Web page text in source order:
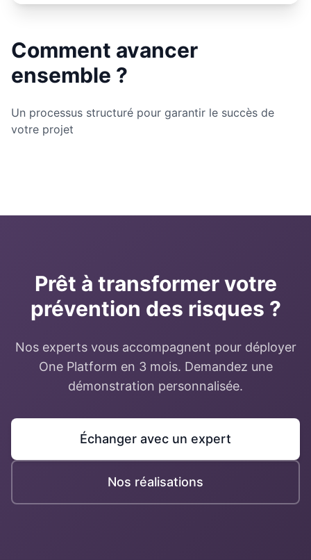
Comment avancer
ensemble ?
Un processus structuré pour garantir le succès de
votre projet
Prêt à transformer votre
prévention des risques ?
Nos experts vous accompagnent pour déployer
One Platform en 3 mois. Demandez une
démonstration personnalisée.
Échanger avec un expert
Nos réalisations